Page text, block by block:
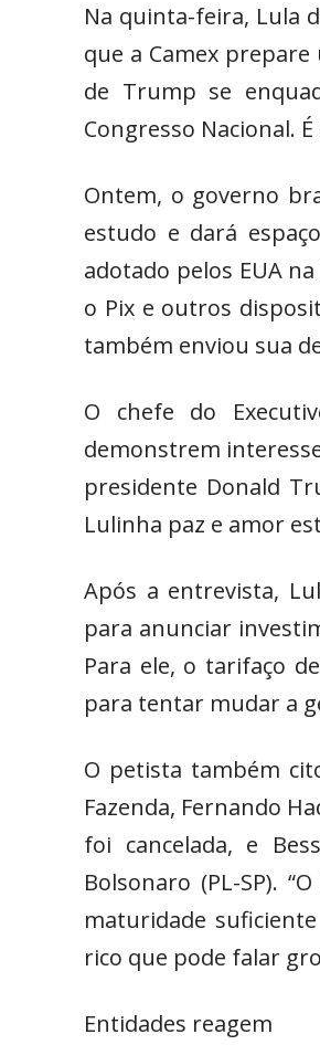
Na quinta-feira, Lula
que a Camex
de Trump se
Congresso Nacional.
Ontem, o governo
estudo e dará
adotado pelos EUA
o Pix e outros
também enviou sua
O chefe do
demonstrem
presidente Donald
Lulinha paz e amor
Após a entrevista,
para anunciar
Para ele, o tarifaço
para tentar mudar a
O petista também
Fazenda, Fernando
foi cancelada, e
Bolsonaro (PL-SP).
maturidade
rico que pode falar
Entidades reagem